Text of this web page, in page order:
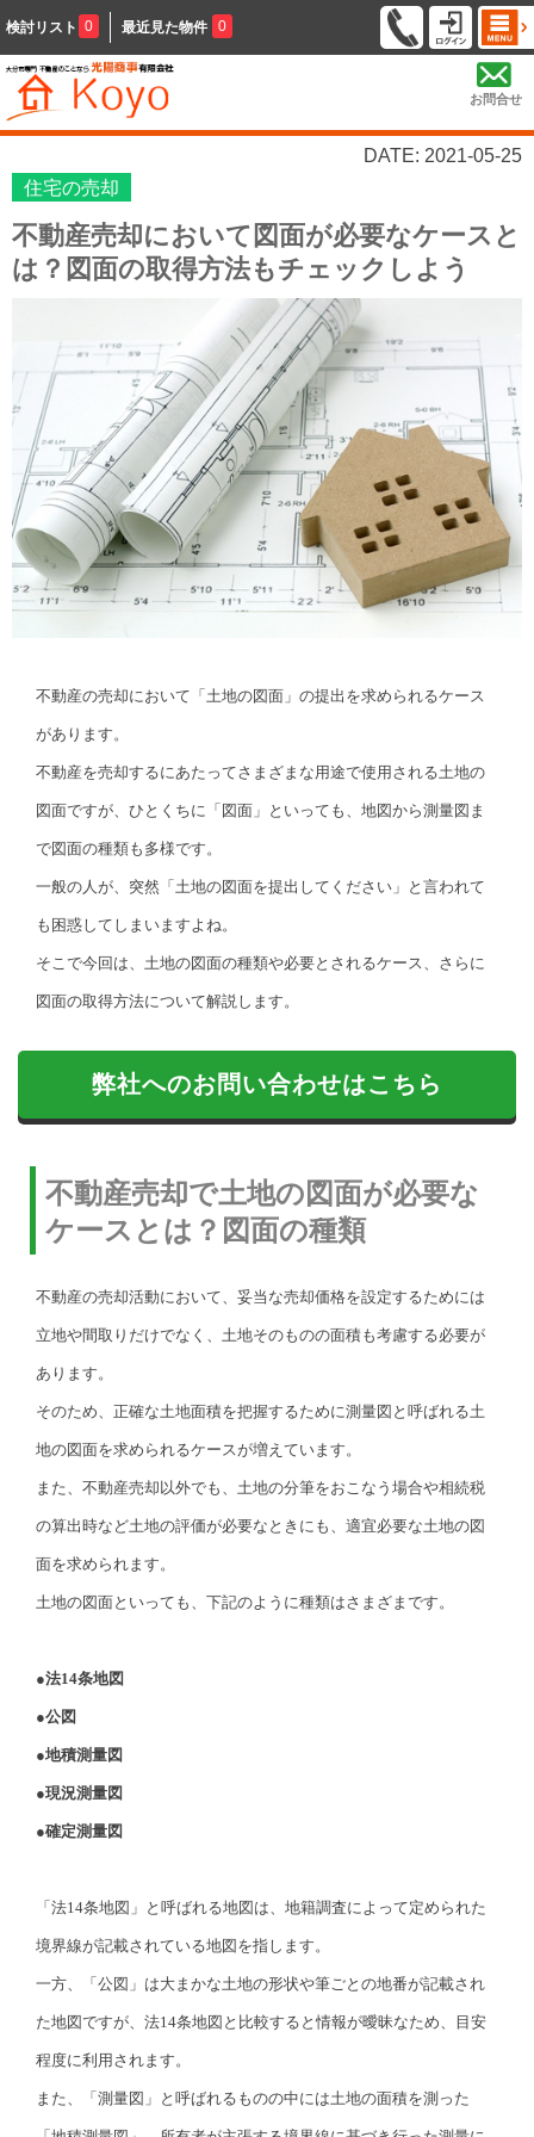
検討リスト 0 最近見た物件 0
お問合せ
DATE: 2021-05-25
住宅の売却
不動産売却において図面が必要なケースと
は？図面の取得方法もチェックしよう
不動産の売却において「土地の図面」の提出を求められるケース
があります。
不動産を売却するにあたってさまざまな用途で使用される土地の
図面ですが、ひとくちに「図面」といっても、地図から測量図ま
で図面の種類も多様です。
一般の人が、突然「土地の図面を提出してください」と言われて
も困惑してしまいますよね。
そこで今回は、土地の図面の種類や必要とされるケース、さらに
図面の取得方法について解説します。
弊社へのお問い合わせはこちら
不動産売却で土地の図面が必要な
ケースとは？図面の種類
不動産の売却活動において、妥当な売却価格を設定するためには
立地や間取りだけでなく、土地そのものの面積も考慮する必要が
あります。
そのため、正確な土地面積を把握するために測量図と呼ばれる土
地の図面を求められるケースが増えています。
また、不動産売却以外でも、土地の分筆をおこなう場合や相続税
の算出時など土地の評価が必要なときにも、適宜必要な土地の図
面を求められます。
土地の図面といっても、下記のように種類はさまざまです。
●法14条地図
●公図
●地積測量図
●現況測量図
●確定測量図
「法14条地図」と呼ばれる地図は、地籍調査によって定められた
境界線が記載されている地図を指します。
一方、「公図」は大まかな土地の形状や筆ごとの地番が記載され
た地図ですが、法14条地図と比較すると情報が曖昧なため、目安
程度に利用されます。
また、「測量図」と呼ばれるものの中には土地の面積を測った